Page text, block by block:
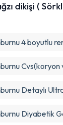
dikişi (
4 boyutlu
Cvs(koryon
Detaylı
Diyabetik